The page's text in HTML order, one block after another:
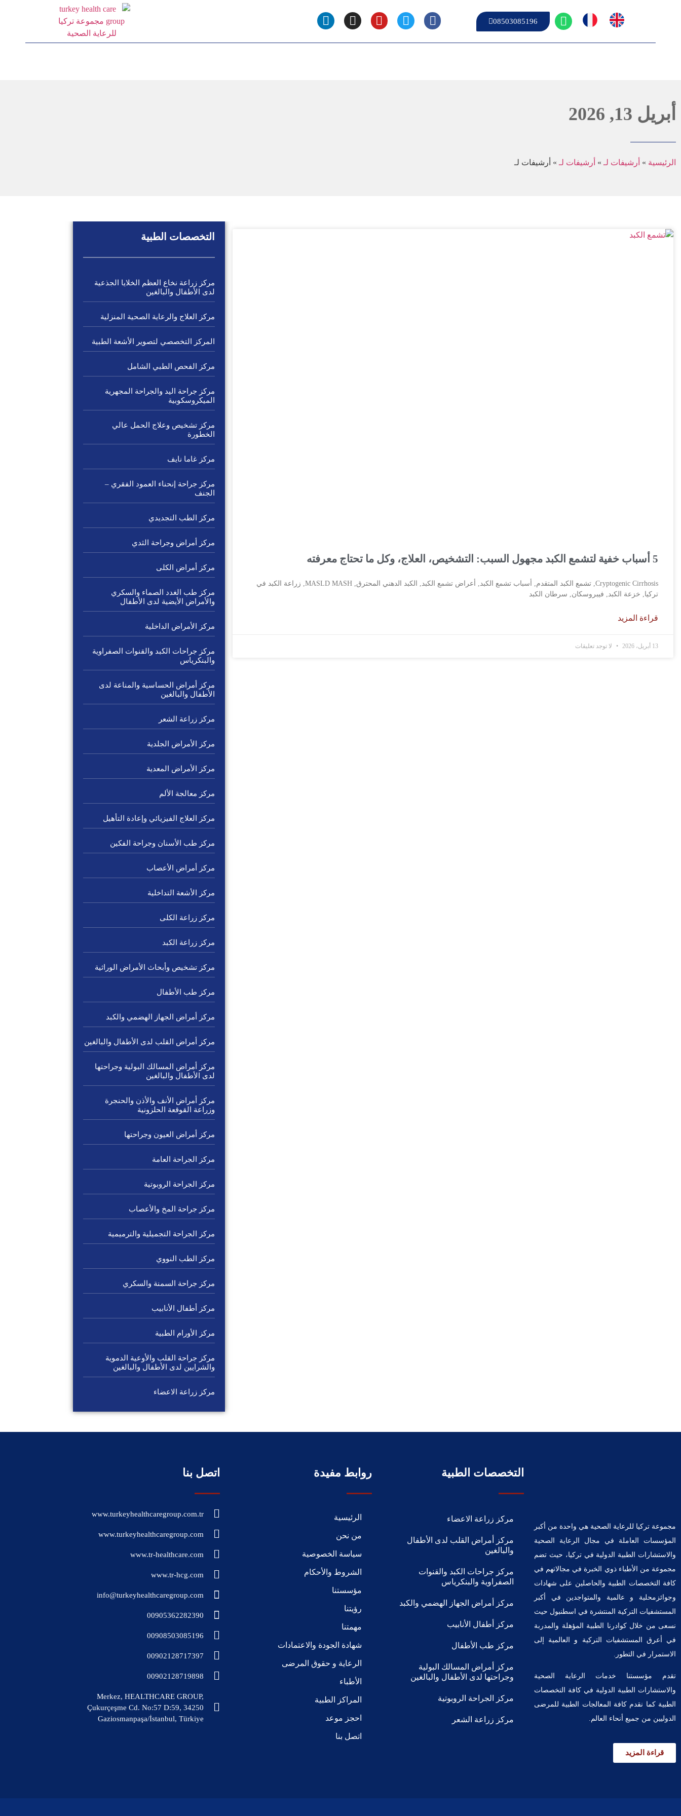
08503085196
أبريل 13, 2026
الرئيسية » أرشيفات لـ » أرشيفات لـ » أرشيفات لـ
5 أسباب خفية لتشمع الكبد مجهول السبب: التشخيص، العلاج، وكل ما تحتاج معرفته
Cryptogenic Cirrhosis, تشمع الكبد المتقدم, أسباب تشمع الكبد, أعراض تشمع الكبد, الكبد الدهني المحترق, MASLD MASH, زراعة الكبد في
تركيا, خزعة الكبد, فيبروسكان, سرطان الكبد
قراءة المزيد
13 أبريل، 2026 لا توجد تعليقات
التخصصات الطبية
مركز زراعة نخاع العظم الخلايا الجذعية
لدى الأطفال والبالغين
مركز العلاج والرعاية الصحية المنزلية
المركز التخصصي لتصوير الأشعة الطبية
مركز الفحص الطبي الشامل
مركز جراحة اليد والجراحة المجهرية
الميكروسكوبية
مركز تشخيص وعلاج الحمل عالي
الخطورة
مركز غاما نايف
مركز جراحة إنحناء العمود الفقري –
الجنف
مركز الطب التجديدي
مركز أمراض وجراحة الثدي
مركز أمراض الكلى
مركز طب الغدد الصماء والسكري
والأمراض الأيضية لدى الأطفال
مركز الأمراض الداخلية
مركز جراحات الكبد والقنوات الصفراوية
والبنكرياس
مركز أمراض الحساسية والمناعة لدى
الأطفال والبالغين
مركز زراعة الشعر
مركز الأمراض الجلدية
مركز الأمراض المعدية
مركز معالجة الألم
مركز العلاج الفيزيائي وإعادة التأهيل
مركز طب الأسنان وجراحة الفكين
مركز أمراض الأعصاب
مركز الأشعة التداخلية
مركز زراعة الكلى
مركز زراعة الكبد
مركز تشخيص وأبحاث الأمراض الوراثية
مركز طب الأطفال
مركز أمراض الجهاز الهضمي والكبد
مركز أمراض القلب لدى الأطفال والبالغين
مركز أمراض المسالك البولية وجراحتها
لدى الأطفال والبالغين
مركز أمراض الأنف والأذن والحنجرة
وزراعة القوقعة الحلزونية
مركز أمراض العيون وجراحتها
مركز الجراحة العامة
مركز الجراحة الروبوتية
مركز جراحة المخ والأعصاب
مركز الجراحة التجميلية والترميمية
مركز الطب النووي
مركز جراحة السمنة والسكري
مركز أطفال الأنابيب
مركز الأورام الطبية
مركز جراحة القلب والأوعية الدموية
والشرايين لدى الأطفال والبالغين
مركز زراعة الاعضاء
مجموعة تركيا للرعاية الصحية هي واحدة من أكبر
المؤسسات العاملة في مجال الرعاية الصحية
والاستشارات الطبية الدولية في تركيا، حيث تضم
مجموعة من الأطباء ذوي الخبرة في مجالاتهم في
كافة التخصصات الطبية والحاصلين على شهادات
وجوائزمحلية و عالمية والمتواجدين في أكبر
المستشفيات التركية المنتشرة في اسطنبول حيث
نسعى من خلال كوادرنا الطبية المؤهلة والمدربة
في أعرق المستشفيات التركية و العالمية إلى
الاستمرار في التطور.
تقدم مؤسستنا خدمات الرعاية الصحية
والاستشارات الطبية الدولية في كافة التخصصات
الطبية كما نقدم كافة المعالجات الطبية للمرضى
الدوليين من جميع أنحاء العالم.
قراءة المزيد
التخصصات الطبية
مركز زراعة الاعضاء
مركز أمراض القلب لدى الأطفال
والبالغين
مركز جراحات الكبد والقنوات
الصفراوية والبنكرياس
مركز أمراض الجهاز الهضمي والكبد
مركز أطفال الأنابيب
مركز طب الأطفال
مركز أمراض المسالك البولية
وجراحتها لدى الأطفال والبالغين
مركز الجراحة الروبوتية
مركز زراعة الشعر
روابط مفيدة
الرئيسية
من نحن
سياسة الخصوصية
الشروط والأحكام
مؤسستنا
رؤيتنا
مهمتنا
شهادة الجودة والاعتمادات
الرعاية و حقوق المرضى
الأطباء
المراكز الطبية
احجز موعد
اتصل بنا
اتصل بنا
www.turkeyhealthcaregroup.com.tr
www.turkeyhealthcaregroup.com
www.tr-healthcare.com
www.tr-hcg.com
info@turkeyhealthcaregroup.com
00905362282390
00908503085196
00902128717397
00902128719898
Merkez, HEALTHCARE GROUP,
Çukurçeşme Cd. No:57 D:59, 34250
Gaziosmanpaşa/İstanbul, Türkiye